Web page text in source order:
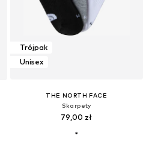
Trójpak
Unisex
THE NORTH FACE
Skarpety
79,00 zł